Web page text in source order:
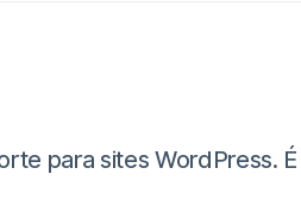
para sites WordPress.